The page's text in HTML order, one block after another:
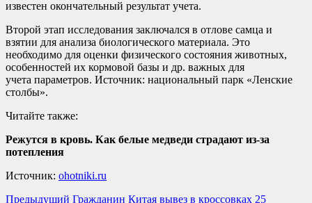
известен окончательный результат учета.
Второй этап исследования заключался в отлове самца и
взятии для анализа биологического материала. Это
необходимо для оценки физического состояния животных,
особенностей их кормовой базы и др. важных для
учета параметров. Источник: национальный парк «Ленские
столбы».
Читайте также:
Режутся в кровь. Как белые медведи страдают из-за
потепления
Источник: ohotniki.ru
Предыдущий Гражданин Китая вывез в кроссовках 25